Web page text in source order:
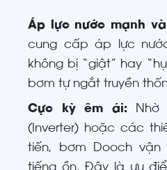
Áp lực nước mạnh
cung cấp áp lực
không bị “giật” hay
bơm tự ngắt truyền
Cực kỳ êm ái:Nhờ
(Inverter) hoặc các
tiến, bơm Dooch vận